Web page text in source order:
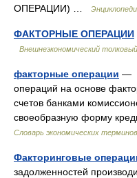
ОПЕРАЦИИ) …
ФАКТОРНЫЕ ОПЕРАЦИИ
Внешнеэкономический
факторные операции —
операций на основе
счетов банками
своеобразную форму
Словарь экономических терминов
Факторинговые
задолженностей